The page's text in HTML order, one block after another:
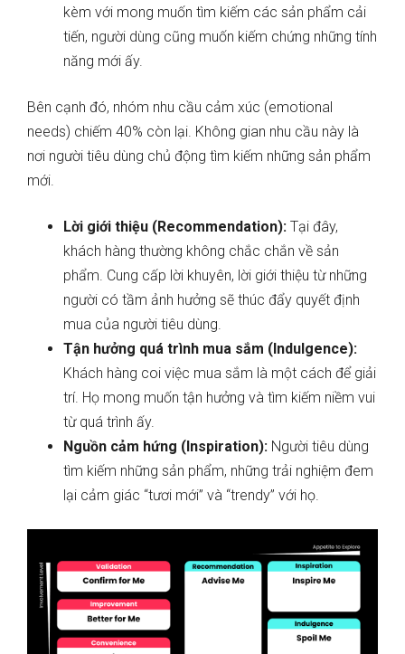
kèm với mong muốn tìm kiếm các sản phẩm cải
tiến, người dùng cũng muốn kiếm chứng những tính
năng mới ấy.
Bên cạnh đó, nhóm nhu cầu cảm xúc (emotional
needs) chiếm 40% còn lại. Không gian nhu cầu này là
nơi người tiêu dùng chủ động tìm kiếm những sản phẩm
mới.
Lời giới thiệu (Recommendation): Tại đây,
khách hàng thường không chắc chắn về sản
phẩm. Cung cấp lời khuyên, lời giới thiệu từ những
người có tầm ảnh hưởng sẽ thúc đẩy quyết định
mua của người tiêu dùng.
Tận hưởng quá trình mua sắm (Indulgence):
Khách hàng coi việc mua sắm là một cách để giải
trí. Họ mong muốn tận hưởng và tìm kiếm niềm vui
từ quá trình ấy.
Nguồn cảm hứng (Inspiration): Người tiêu dùng
tìm kiếm những sản phẩm, những trải nghiệm đem
lại cảm giác “tươi mới” và “trendy” với họ.